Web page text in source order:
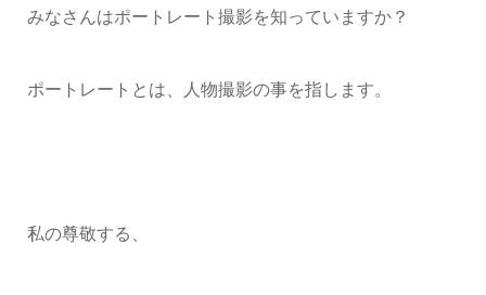
みなさんはポートレート撮影を知っていますか？
ポートレートとは、人物撮影の事を指します。
私の尊敬する、